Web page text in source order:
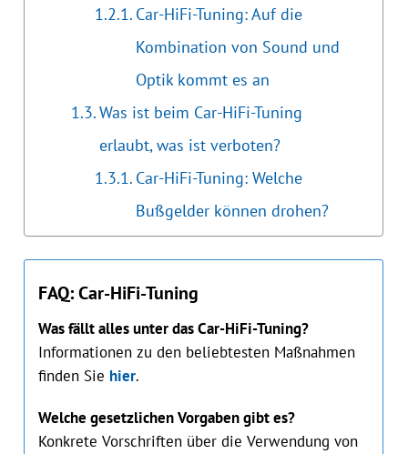
Car-HiFi-Tuning: Auf die
Kombination von Sound und
Optik kommt es an
Was ist beim Car-HiFi-Tuning
erlaubt, was ist verboten?
Car-HiFi-Tuning: Welche
Bußgelder können drohen?
FAQ: Car-HiFi-Tuning
Was fällt alles unter das Car-HiFi-Tuning?
Informationen zu den beliebtesten Maßnahmen
finden Sie hier.
Welche gesetzlichen Vorgaben gibt es?
Konkrete Vorschriften über die Verwendung von